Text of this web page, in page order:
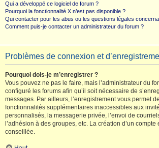
Qui a développé ce logiciel de forum ?
Pourquoi la fonctionnalité X n’est pas disponible ?
Qui contacter pour les abus ou les questions légales
Comment puis-je contacter un administrateur du forum ?
Problèmes de connexion et
Pourquoi dois-je m’enregistrer ?
Vous pouvez ne pas le faire, mais l’administrateur du
configuré les forums afin qu’il soit nécessaire de
messages. Par ailleurs, l’enregistrement vous permet
fonctionnalités supplémentaires inaccessibles aux
personnalisés, la messagerie privée, l’envoi de
l’adhésion à des groupes, etc. La création d’un
conseillée.